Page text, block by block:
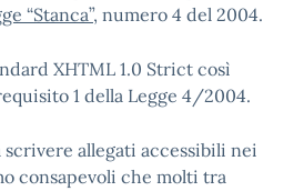
“Stanca”, numero 4 del 2004.
XHTML 1.0 Strict così
1 della Legge 4/2004.
scrivere allegati accessibili nei
consapevoli che molti tra